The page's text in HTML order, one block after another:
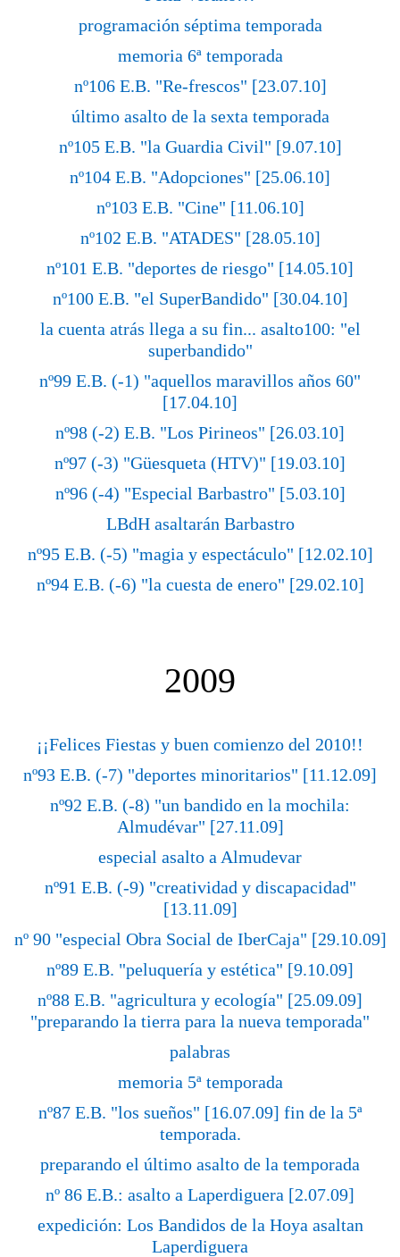
programación séptima temporada
memoria 6ª temporada
nº106 E.B. "Re-frescos" [23.07.10]
último asalto de la sexta temporada
nº105 E.B. "la Guardia Civil" [9.07.10]
nº104 E.B. "Adopciones" [25.06.10]
nº103 E.B. "Cine" [11.06.10]
nº102 E.B. "ATADES" [28.05.10]
nº101 E.B. "deportes de riesgo" [14.05.10]
nº100 E.B. "el SuperBandido" [30.04.10]
la cuenta atrás llega a su fin... asalto100: "el
superbandido"
nº99 E.B. (-1) "aquellos maravillos años 60"
[17.04.10]
nº98 (-2) E.B. "Los Pirineos" [26.03.10]
nº97 (-3) "Güesqueta (HTV)" [19.03.10]
nº96 (-4) "Especial Barbastro" [5.03.10]
LBdH asaltarán Barbastro
nº95 E.B. (-5) "magia y espectáculo" [12.02.10]
nº94 E.B. (-6) "la cuesta de enero" [29.02.10]
2009
¡¡Felices Fiestas y buen comienzo del 2010!!
nº93 E.B. (-7) "deportes minoritarios" [11.12.09]
nº92 E.B. (-8) "un bandido en la mochila:
Almudévar" [27.11.09]
especial asalto a Almudevar
nº91 E.B. (-9) "creatividad y discapacidad"
[13.11.09]
nº 90 "especial Obra Social de IberCaja" [29.10.09]
nº89 E.B. "peluquería y estética" [9.10.09]
nº88 E.B. "agricultura y ecología" [25.09.09]
"preparando la tierra para la nueva temporada"
palabras
memoria 5ª temporada
nº87 E.B. "los sueños" [16.07.09] fin de la 5ª
temporada.
preparando el último asalto de la temporada
nº 86 E.B.: asalto a Laperdiguera [2.07.09]
expedición: Los Bandidos de la Hoya asaltan
Laperdiguera